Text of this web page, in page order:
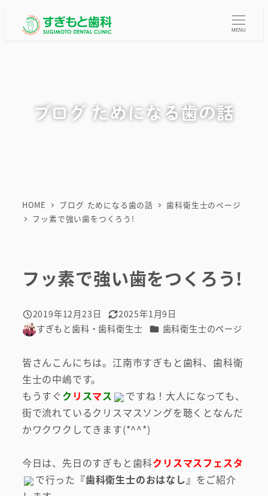
MENU
ブログ ためになる歯の話
HOME ブログ ためになる歯の話
歯科衛生士のページ
フッ素で強い歯をつくろう!
フッ素で強い歯をつくろう!
投稿日
2019年12月23日
更新日
2025年1月9日
著
すぎもと歯科・歯科衛生士 カテゴリー
歯科衛生士のページ
皆さんこんにちは。江南市すぎもと歯科、歯科衛
生士の中嶋です。
もうすぐク リ スマス
ですね！大人になっても、
街で流れているクリスマスソングを聴くとなんだ
かワクワクしてきます(*^^*)
今日は、先日のすぎもと歯科クリスマスフェスタ
で行った 『歯科衛生士のおはなし』 をご紹介